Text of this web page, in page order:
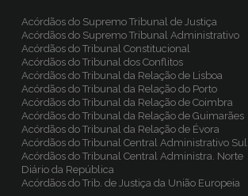
Acórdãos do Supremo Tribunal de Justiça
Acórdãos do Supremo Tribunal Administrativo
Acórdãos do Tribunal Constitucional
Acórdãos do Tribunal dos Conflitos
Acórdãos do Tribunal da Relação de Lisboa
Acórdãos do Tribunal da Relação do Porto
Acórdãos do Tribunal da Relação de Coimbra
Acórdãos do Tribunal da Relação de Guimarães
Acórdãos do Tribunal da Relação de Évora
Acórdãos do Tribunal Central Administrativo Sul
Acórdãos do Tribunal Central Administra. Norte
Diário da República
Acórdãos do Trib. de Justiça da União Europeia